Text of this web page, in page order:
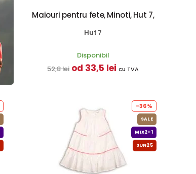
Maiouri pentru fete, Minoti, Hut 7,
Hut 7
Disponibil
52,8 lei od 33,5 lei cu TVA
-36%
SALE
MIX2+1
SUN25